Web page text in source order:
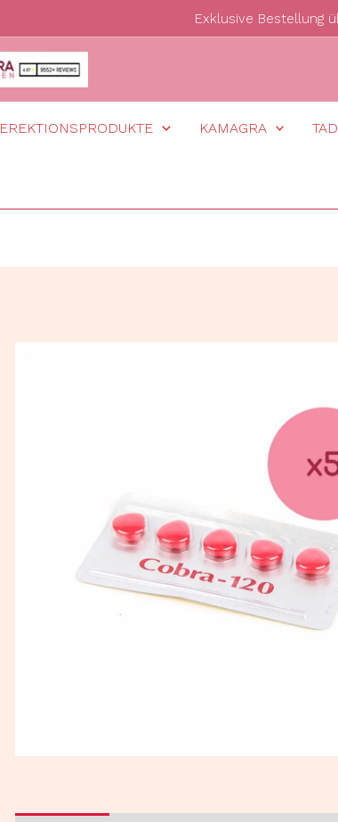
Exklusive Bestellung
EREKTIONSPRODUKTE KAMAGRA